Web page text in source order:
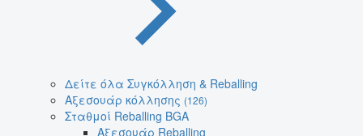
Δείτε όλα Συγκόλληση & Reballing
Αξεσουάρ κόλλησης (126)
Σταθμοί Reballing BGA
Αξεσουάρ Reballing